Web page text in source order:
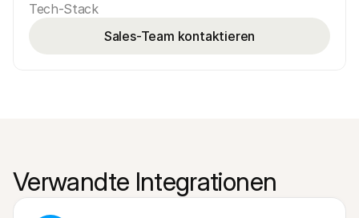
Tech-Stack
Sales-Team kontaktieren
Verwandte Integrationen